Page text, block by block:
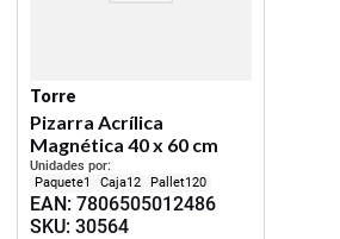
Torre
Pizarra Acrílica
Magnética 40 x 60 cm
Unidades por:
1
12 120
EAN:7806505012486
SKU:30564